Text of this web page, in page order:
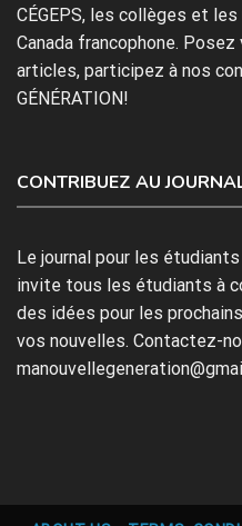
CÉGEPS, les collèges et
Canada francophone.
articles, participez à nos
GÉNÉRATION!
CONTRIBUEZ AU
Le journal pour les étudiants
invite tous les étudiants à
des idées pour les
vos nouvelles. Contactez-